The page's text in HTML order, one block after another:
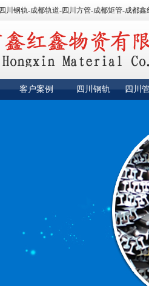
川钢轨-成都轨道-四川方管-成都矩管-成都
客户案例 四川钢轨 四川